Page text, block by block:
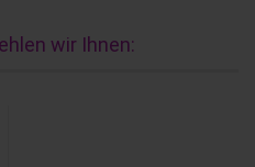
wir Ihnen: